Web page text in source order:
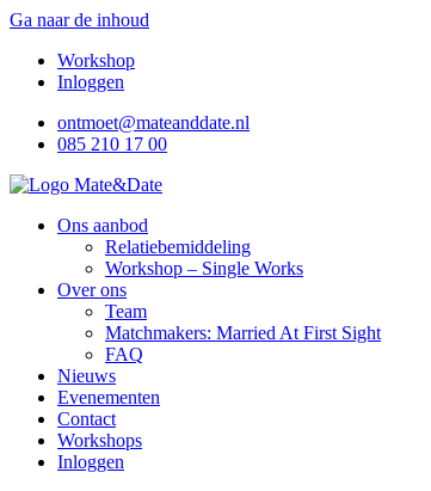
Ga naar de inhoud
Workshop
Inloggen
ontmoet@mateanddate.nl
085 210 17 00
Ons aanbod
Relatiebemiddeling
Workshop – Single Works
Over ons
Team
Matchmakers: Married At First Sight
FAQ
Nieuws
Evenementen
Contact
Workshops
Inloggen